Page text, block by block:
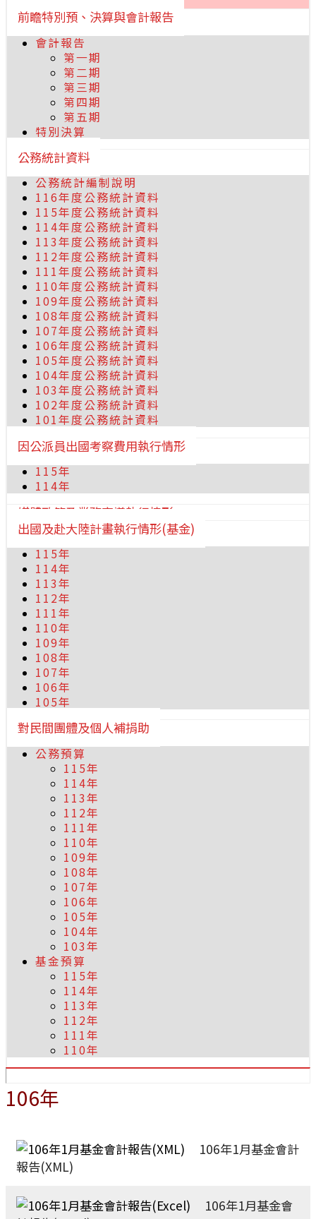
前瞻特別預、決算與會計報告
會計報告
第一期
第二期
第三期
第四期
第五期
特別決算
公務統計資料
公務統計編制說明
116年度公務統計資料
115年度公務統計資料
114年度公務統計資料
113年度公務統計資料
112年度公務統計資料
111年度公務統計資料
110年度公務統計資料
109年度公務統計資料
108年度公務統計資料
107年度公務統計資料
106年度公務統計資料
105年度公務統計資料
104年度公務統計資料
103年度公務統計資料
102年度公務統計資料
101年度公務統計資料
因公派員出國考察費用執行情形
115年
114年
媒體政策及業務宣導執行情形
出國及赴大陸計畫執行情形(基金)
115年
114年
113年
112年
111年
110年
109年
108年
107年
106年
105年
對民間團體及個人補捐助
公務預算
115年
114年
113年
112年
111年
110年
109年
108年
107年
106年
105年
104年
103年
基金預算
115年
114年
113年
112年
111年
110年
106年
106年1月基金會計
報告(XML)
106年1月基金會